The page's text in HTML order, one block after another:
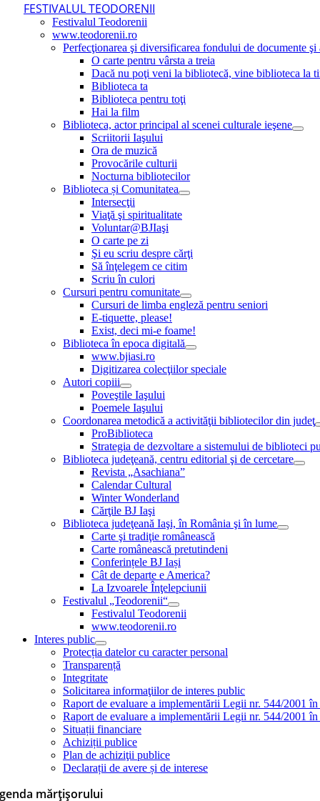
FESTIVALUL TEODORENII
Festivalul Teodorenii
www.teodorenii.ro
Perfecţionarea şi diversificarea fondului de documente
O carte pentru vârsta a treia
Dacă nu poţi veni la bibliotecă, vine biblioteca la
Biblioteca ta
Biblioteca pentru toţi
Hai la film
Biblioteca, actor principal al scenei culturale ieşene
Scriitorii Iaşului
Ora de muzică
Provocările culturii
Nocturna bibliotecilor
Biblioteca și Comunitatea
Intersecţii
Viaţă şi spiritualitate
Voluntar@BJIaşi
O carte pe zi
Şi eu scriu despre cărţi
Să înţelegem ce citim
Scriu în culori
Cursuri pentru comunitate
Cursuri de limba engleză pentru seniori
E-tiquette, please!
Exist, deci mi-e foame!
Biblioteca în epoca digitală
www.bjiasi.ro
Digitizarea colecţiilor speciale
Autori copiii
Poveştile Iaşului
Poemele Iaşului
Coordonarea metodică a activităţii bibliotecilor din judeţ
ProBiblioteca
Strategia de dezvoltare a sistemului de biblioteci
Biblioteca judeţeană, centru editorial şi de cercetare
Revista „Asachiana”
Calendar Cultural
Winter Wonderland
Cărţile BJ Iaşi
Biblioteca judeţeană Iaşi, în România şi în lume
Carte şi tradiţie românească
Carte românească pretutindeni
Conferințele BJ Iași
Cât de departe e America?
La Izvoarele Înţelepciunii
Festivalul „Teodorenii“
Festivalul Teodorenii
www.teodorenii.ro
Interes public
Protecția datelor cu caracter personal
Transparență
Integritate
Solicitarea informaţiilor de interes public
Raport de evaluare a implementării Legii nr. 544/2001
Raport de evaluare a implementării Legii nr. 544/2001
Situații financiare
Achiziții publice
Plan de achiziţii publice
Declarații de avere și de interese
mărțișorului